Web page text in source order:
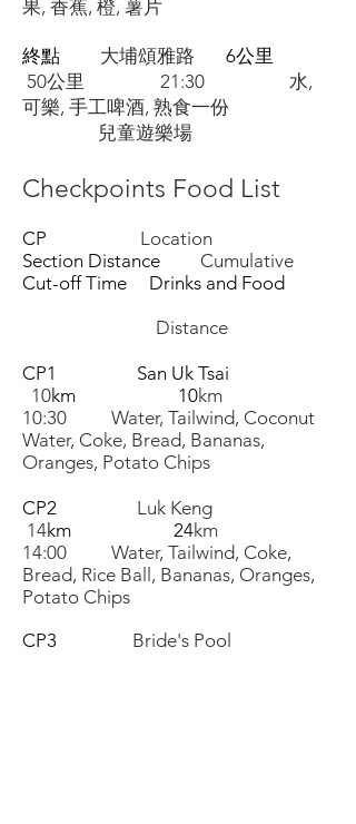
果, 香蕉, 橙, 薯片
終點 大埔頌雅路 6公里
50公里 21:30 水,
可樂, 手工啤酒, 熟食一份
兒童遊樂場
Checkpoints Food List
CP Location
Section Distance Cumulative
Cut-off Time Drinks and Food
Distance
CP1 San Uk Tsai
10km 10km
10:30 Water, Tailwind, Coconut
Water, Coke, Bread, Bananas,
Oranges, Potato Chips
CP2 Luk Keng
14km 24km
14:00 Water, Tailwind, Coke,
Bread, Rice Ball, Bananas, Oranges,
Potato Chips
CP3 Bride's Pool